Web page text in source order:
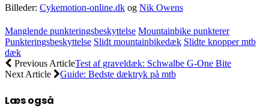
Billeder: Cykemotion-online.dk og Nik Owens
Manglende punkteringsbeskyttelse Mountainbike punkterer
Punkteringsbeskyttelse Slidt mountainbikedæk Slidte knopper mtb
dæk
Previous ArticleTest af graveldæk: Schwalbe G-One Bite
Next Article
Guide: Bedste dæktryk på mtb
Læs også